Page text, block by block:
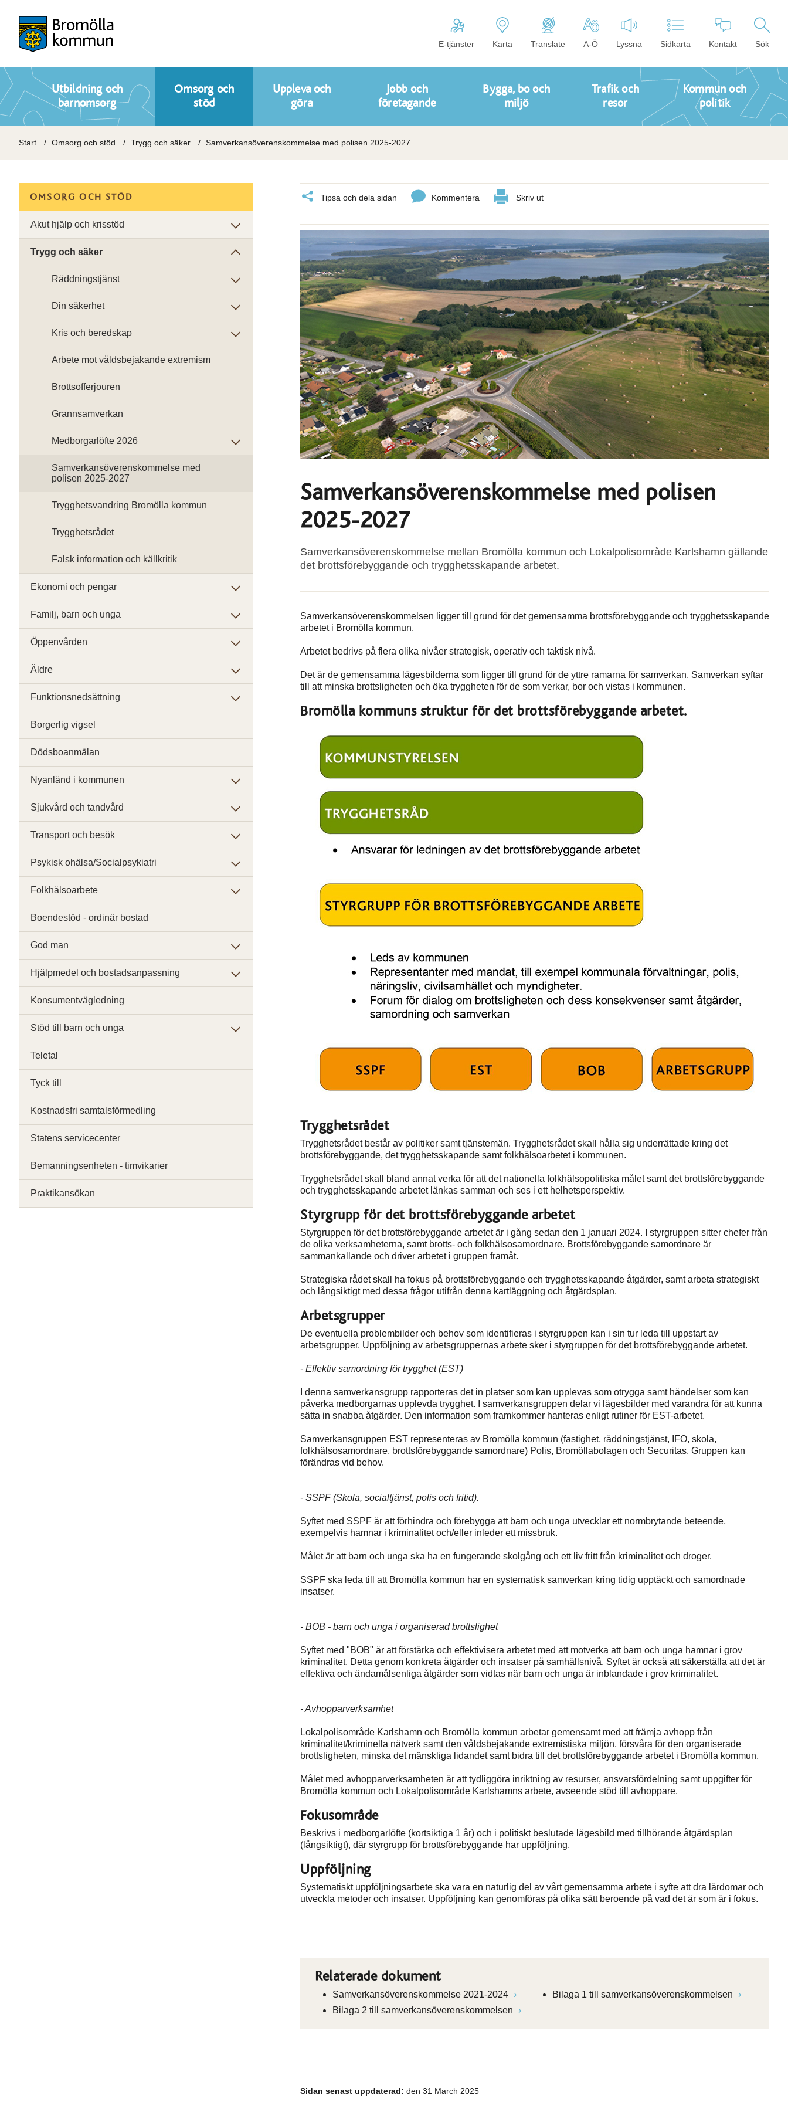
E-tjänster Karta Translate A-Ö Lyssna Sidkarta Kontakt Sök
Utbildning och
barnomsorg
Omsorg och
stöd
Uppleva och
göra
Jobb och
företagande
Bygga, bo och
miljö
Trafik och
resor
Kommun och
politik
Start Omsorg och stöd Trygg och säker Samverkansöverenskommelse med polisen 2025-2027
Tipsa och dela sidan Kommentera Skriv ut
Samverkansöverenskommelse med polisen
2025-2027
Samverkansöverenskommelse mellan Bromölla kommun och Lokalpolisområde Karlshamn gällande
det brottsförebyggande och trygghetsskapande arbetet.
Samverkansöverenskommelsen ligger till grund för det gemensamma brottsförebyggande och trygghetsskapande
arbetet i Bromölla kommun.
Arbetet bedrivs på flera olika nivåer strategisk, operativ och taktisk nivå.
Det är de gemensamma lägesbilderna som ligger till grund för de yttre ramarna för samverkan. Samverkan syftar
till att minska brottsligheten och öka tryggheten för de som verkar, bor och vistas i kommunen.
Bromölla kommuns struktur för det brottsförebyggande arbetet.
Trygghetsrådet
Trygghetsrådet består av politiker samt tjänstemän. Trygghetsrådet skall hålla sig underrättade kring det
brottsförebyggande, det trygghetsskapande samt folkhälsoarbetet i kommunen.
Trygghetsrådet skall bland annat verka för att det nationella folkhälsopolitiska målet samt det brottsförebyggande
och trygghetsskapande arbetet länkas samman och ses i ett helhetsperspektiv.
Styrgrupp för det brottsförebyggande arbetet
Styrgruppen för det brottsförebyggande arbetet är i gång sedan den 1 januari 2024. I styrgruppen sitter chefer från
de olika verksamheterna, samt brotts- och folkhälsosamordnare. Brottsförebyggande samordnare är
sammankallande och driver arbetet i gruppen framåt.
Strategiska rådet skall ha fokus på brottsförebyggande och trygghetsskapande åtgärder, samt arbeta strategiskt
och långsiktigt med dessa frågor utifrån denna kartläggning och åtgärdsplan.
Arbetsgrupper
De eventuella problembilder och behov som identifieras i styrgruppen kan i sin tur leda till uppstart av
arbetsgrupper. Uppföljning av arbetsgruppernas arbete sker i styrgruppen för det brottsförebyggande arbetet.
- Effektiv samordning för trygghet (EST)
I denna samverkansgrupp rapporteras det in platser som kan upplevas som otrygga samt händelser som kan
påverka medborgarnas upplevda trygghet. I samverkansgruppen delar vi lägesbilder med varandra för att kunna
sätta in snabba åtgärder. Den information som framkommer hanteras enligt rutiner för EST-arbetet.
Samverkansgruppen EST representeras av Bromölla kommun (fastighet, räddningstjänst, IFO, skola,
folkhälsosamordnare, brottsförebyggande samordnare) Polis, Bromöllabolagen och Securitas. Gruppen kan
förändras vid behov.
- SSPF (Skola, socialtjänst, polis och fritid).
Syftet med SSPF är att förhindra och förebygga att barn och unga utvecklar ett normbrytande beteende,
exempelvis hamnar i kriminalitet och/eller inleder ett missbruk.
Målet är att barn och unga ska ha en fungerande skolgång och ett liv fritt från kriminalitet och droger.
SSPF ska leda till att Bromölla kommun har en systematisk samverkan kring tidig upptäckt och samordnade
insatser.
- BOB - barn och unga i organiserad brottslighet
Syftet med "BOB" är att förstärka och effektivisera arbetet med att motverka att barn och unga hamnar i grov
kriminalitet. Detta genom konkreta åtgärder och insatser på samhällsnivå. Syftet är också att säkerställa att det är
effektiva och ändamålsenliga åtgärder som vidtas när barn och unga är inblandade i grov kriminalitet.
- Avhopparverksamhet
Lokalpolisområde Karlshamn och Bromölla kommun arbetar gemensamt med att främja avhopp från
kriminalitet/kriminella nätverk samt den våldsbejakande extremistiska miljön, försvåra för den organiserade
brottsligheten, minska det mänskliga lidandet samt bidra till det brottsförebyggande arbetet i Bromölla kommun.
Målet med avhopparverksamheten är att tydliggöra inriktning av resurser, ansvarsfördelning samt uppgifter för
Bromölla kommun och Lokalpolisområde Karlshamns arbete, avseende stöd till avhoppare.
Fokusområde
Beskrivs i medborgarlöfte (kortsiktiga 1 år) och i politiskt beslutade lägesbild med tillhörande åtgärdsplan
(långsiktigt), där styrgrupp för brottsförebyggande har uppföljning.
Uppföljning
Systematiskt uppföljningsarbete ska vara en naturlig del av vårt gemensamma arbete i syfte att dra lärdomar och
utveckla metoder och insatser. Uppföljning kan genomföras på olika sätt beroende på vad det är som är i fokus.
Relaterade dokument
Samverkansöverenskommelse 2021-2024
Bilaga 1 till samverkansöverenskommelsen
Bilaga 2 till samverkansöverenskommelsen
Sidan senast uppdaterad: den 31 March 2025
OMSORG OCH STÖD
Akut hjälp och krisstöd
Trygg och säker
Räddningstjänst
Din säkerhet
Kris och beredskap
Arbete mot våldsbejakande extremism
Brottsofferjouren
Grannsamverkan
Medborgarlöfte 2026
Samverkansöverenskommelse med
polisen 2025-2027
Trygghetsvandring Bromölla kommun
Trygghetsrådet
Falsk information och källkritik
Ekonomi och pengar
Familj, barn och unga
Öppenvården
Äldre
Funktionsnedsättning
Borgerlig vigsel
Dödsboanmälan
Nyanländ i kommunen
Sjukvård och tandvård
Transport och besök
Psykisk ohälsa/Socialpsykiatri
Folkhälsoarbete
Boendestöd - ordinär bostad
God man
Hjälpmedel och bostadsanpassning
Konsumentvägledning
Stöd till barn och unga
Teletal
Tyck till
Kostnadsfri samtalsförmedling
Statens servicecenter
Bemanningsenheten - timvikarier
Praktikansökan